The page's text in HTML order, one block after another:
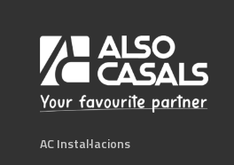
AC Instal·lacions